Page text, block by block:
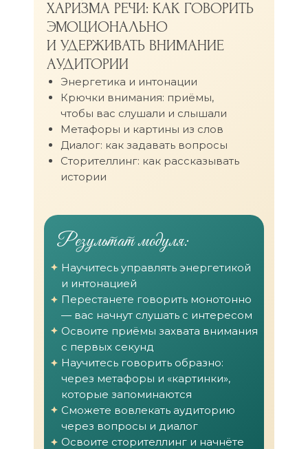
ХАРИЗМА РЕЧИ: КАК ГОВОРИТЬ
ЭМОЦИОНАЛЬНО
И УДЕРЖИВАТЬ ВНИМАНИЕ
АУДИТОРИИ
Энергетика и интонации
Крючки внимания: приёмы,
чтобы вас слушали и слышали
Метафоры и картины из слов
Диалог: как задавать вопросы
Сторителлинг: как рассказывать
истории
Результат модуля:
Научитесь управлять энергетикой
и интонацией
Перестанете говорить монотонно
— вас начнут слушать с интересом
Освоите приёмы захвата внимания
с первых секунд
Научитесь говорить образно:
через метафоры и «картинки»,
которые запоминаются
Сможете вовлекать аудиторию
через вопросы и диалог
Освоите сторителлинг и начнёте